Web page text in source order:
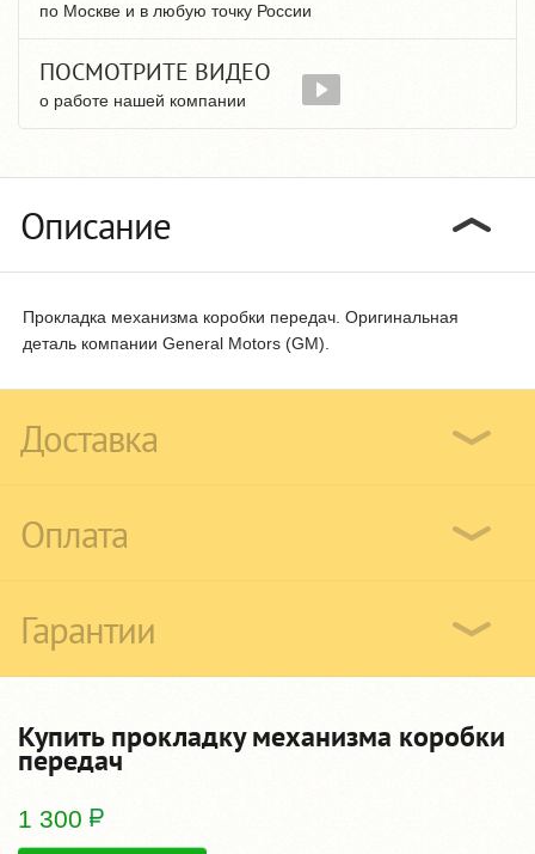
по Москве и в любую точку России
ПОСМОТРИТЕ ВИДЕО
о работе нашей компании
Описание
Прокладка механизма коробки передач. Оригинальная
деталь компании General Motors (GM).
Доставка
Оплата
Гарантии
Купить прокладку механизма коробки
передач
1 300